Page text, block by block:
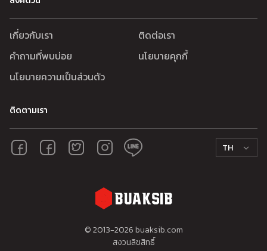
เกี่ยวกับเรา
ติดต่อเรา
คำถามที่พบบ่อย
นโยบายคุกกี้
นโยบายความเป็นส่วนตัว
ติดตามเรา
TH
© 2013-2026buaksib.com
สงวนลิขสิทธิ์